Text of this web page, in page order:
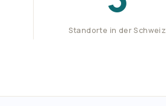
Standorte in der Schweiz